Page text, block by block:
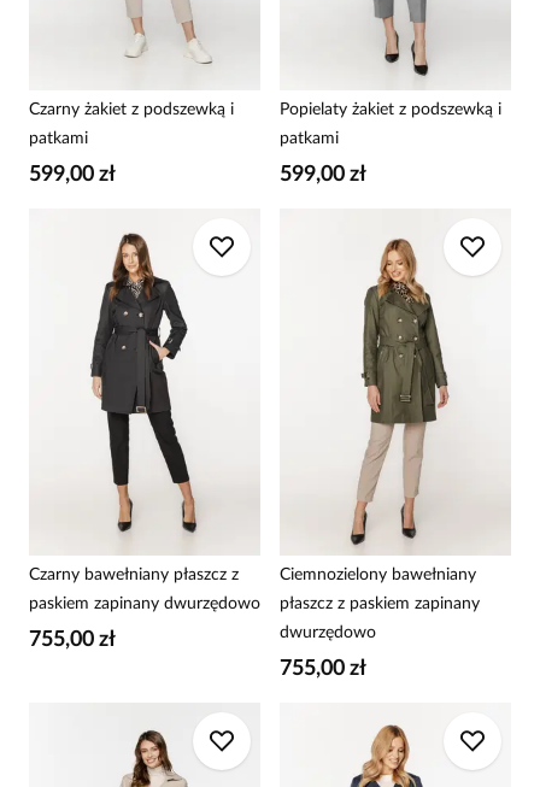
Czarny żakiet z podszewką i
patkami
599,00 zł
Popielaty żakiet z podszewką i
patkami
599,00 zł
Czarny bawełniany płaszcz z
paskiem zapinany dwurzędowo
755,00 zł
Ciemnozielony bawełniany
płaszcz z paskiem zapinany
dwurzędowo
755,00 zł